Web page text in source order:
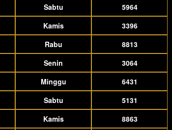
Sabtu
5964
Kamis
3396
Rabu
8813
Senin
3064
Minggu
6431
Sabtu
5131
Kamis 8863